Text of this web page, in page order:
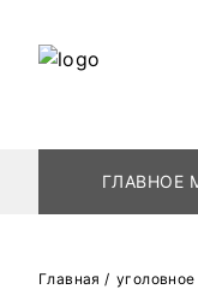
ГЛАВНОЕ
Главная /